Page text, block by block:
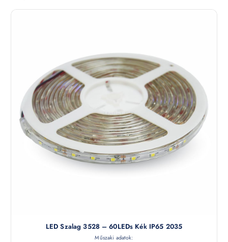
LED Szalag 3528 – 60LEDs Kék IP65 2035
Műszaki adatok: